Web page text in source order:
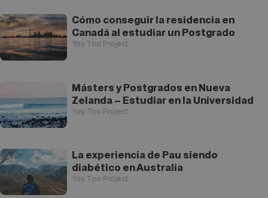
Cómo conseguir la residencia en
Canadá al estudiar un Postgrado
You Too Project
Másters y Postgrados en Nueva
Zelanda – Estudiar en la Universidad
You Too Project
La experiencia de Pau siendo
diabético en Australia
You Too Project